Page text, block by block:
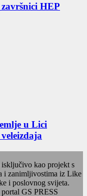
HEP
u Lici
isključivo kao projekt s
i zanimljivostima iz Like
i poslovnog svijeta.
GS PRESS